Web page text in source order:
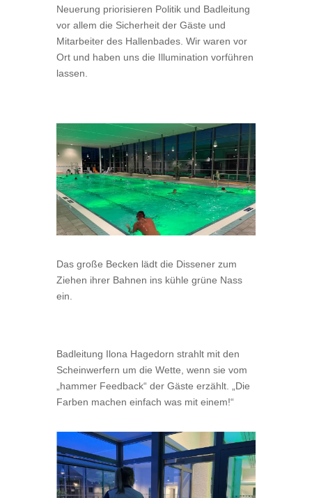
Neuerung priorisieren Politik und Badleitung
vor allem die Sicherheit der Gäste und
Mitarbeiter des Hallenbades. Wir waren vor
Ort und haben uns die Illumination vorführen
lassen.
Das große Becken lädt die Dissener zum
Ziehen ihrer Bahnen ins kühle grüne Nass
ein.
Badleitung Ilona Hagedorn strahlt mit den
Scheinwerfern um die Wette, wenn sie vom
„hammer Feedback“ der Gäste erzählt. „Die
Farben machen einfach was mit einem!“